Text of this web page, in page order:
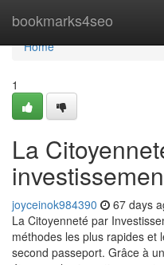
bookmarks4seo
Home
Home
1
La
joyceinok984390 67 days
La Citoyenneté par
méthodes les plus rapides et
second passeport. Grâce à